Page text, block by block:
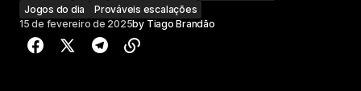
Jogos do dia
Prováveis escalações
15 de fevereiro de 2025by Tiago Brandão